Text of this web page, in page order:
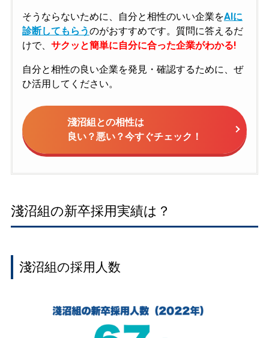
そうならないために、自分と相性のいい企業をAIに
診断してもらうのがおすすめです。質問に答えるだ
けで、 サクッと簡単に自分に合った企業がわかる!
自分と相性の良い企業を発見・確認するために、ぜ
ひ活用してください。
淺沼組との相性は
良い？悪い？今すぐチェック！
淺沼組の新卒採用実績は？
淺沼組の採用人数